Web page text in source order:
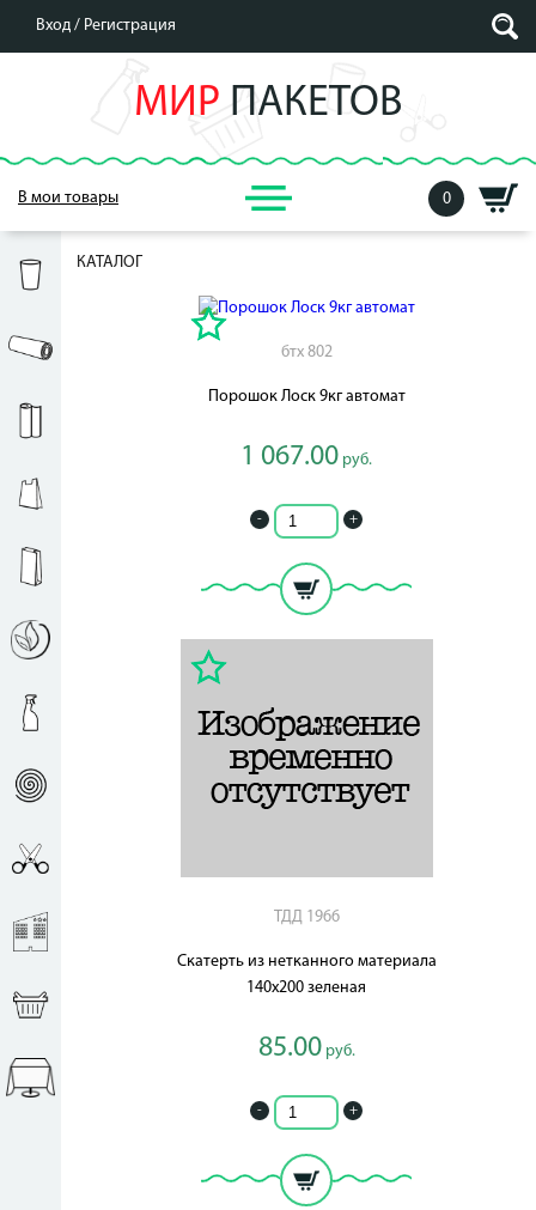
Вход / Регистрация
МИР ПАКЕТОВ
В мои товары 0
КАТАЛОГ
бтх 802
Порошок Лоск 9кг автомат
1 067.00 руб.
- +
ТДД 1966
Скатерть из нетканного материала
140х200 зеленая
85.00руб.
- +